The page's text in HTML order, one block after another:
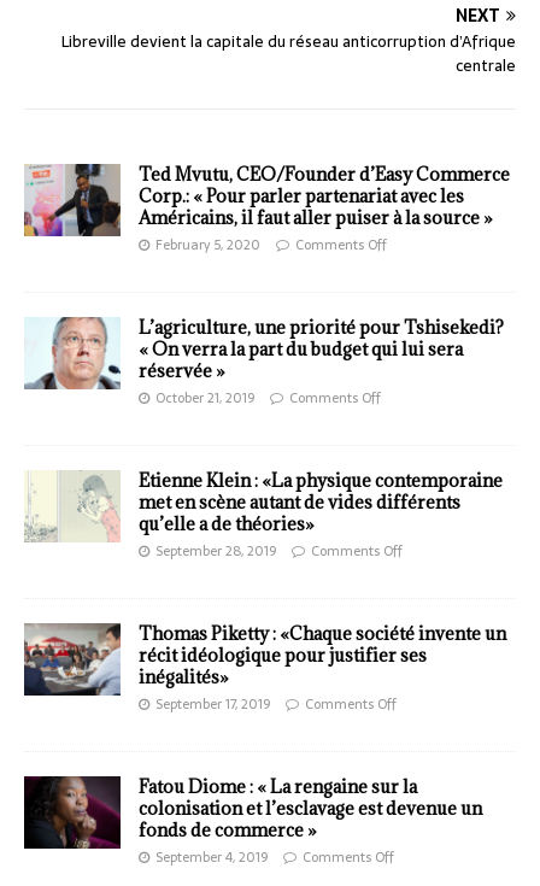
NEXT
Libreville devient la capitale du réseau anticorruption d’Afrique
centrale
Ted Mvutu, CEO/Founder d’Easy Commerce
Corp.: « Pour parler partenariat avec les
Américains, il faut aller puiser à la source »
February 5, 2020 Comments Off
L’agriculture, une priorité pour Tshisekedi?
« On verra la part du budget qui lui sera
réservée »
October 21, 2019 Comments Off
Etienne Klein : «La physique contemporaine
met en scène autant de vides différents
qu’elle a de théories»
September 28, 2019 Comments Off
Thomas Piketty : «Chaque société invente un
récit idéologique pour justifier ses
inégalités»
September 17, 2019 Comments Off
Fatou Diome : « La rengaine sur la
colonisation et l’esclavage est devenue un
fonds de commerce »
September 4, 2019 Comments Off